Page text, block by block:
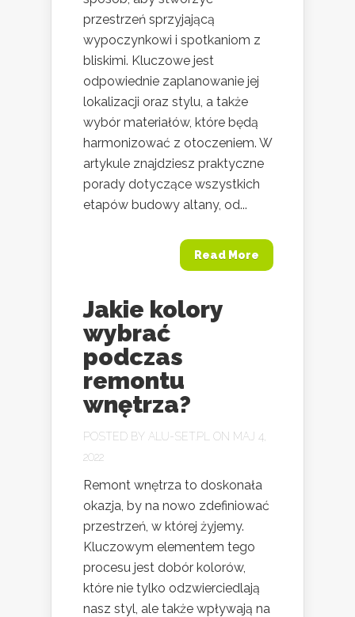
przestrzeń sprzyjającą
wypoczynkowi i spotkaniom z
bliskimi. Kluczowe jest
odpowiednie zaplanowanie jej
lokalizacji oraz stylu, a także
wybór materiałów, które będą
harmonizować z otoczeniem. W
artykule znajdziesz praktyczne
porady dotyczące wszystkich
etapów budowy altany, od...
Read More
Jakie kolory
wybrać
podczas
remontu
wnętrza?
POSTED BY ALU-SET.PL
ON MAJ 4,
2022
Remont wnętrza to doskonała
okazja, by na nowo zdefiniować
przestrzeń, w której żyjemy.
Kluczowym elementem tego
procesu jest dobór kolorów,
które nie tylko odzwierciedlają
nasz styl, ale także wpływają na